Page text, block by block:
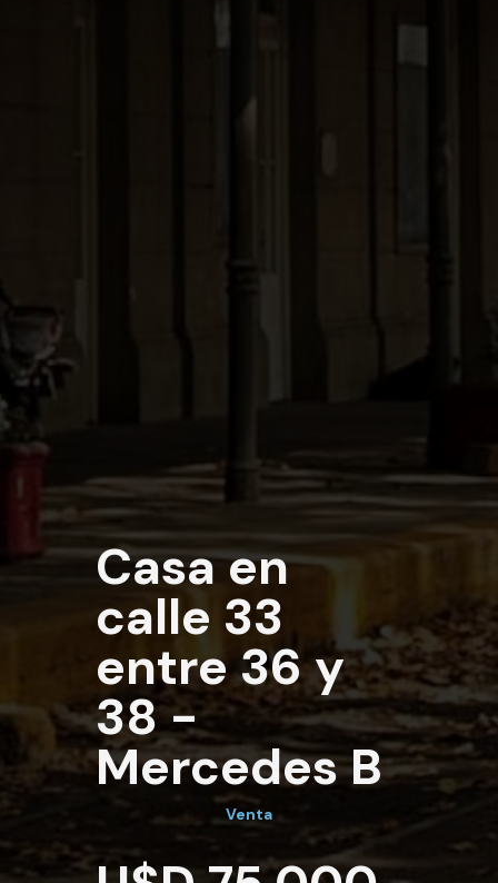
Casa en
calle 33
entre 36 y
38 -
Mercedes B
Venta